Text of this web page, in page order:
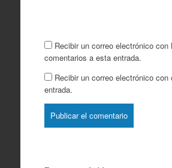
Recibir un correo electrónico con
comentarios a esta entrada.
Recibir un correo electrónico con
entrada.